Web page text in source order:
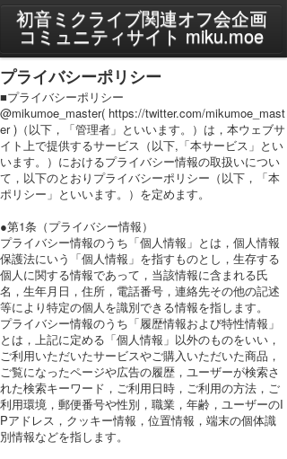
MENU
プライバシーポリシー
利用規約
PC表示に切り替え
初音ミクライブ関連オフ会企画
コミュニティサイト miku.moe
プライバシーポリシー
■プライバシーポリシー
@mikumoe_master( https://twitter.com/mikumoe_mast
er )（以下，「管理者」といいます。）は，本ウェブサ
イト上で提供するサービス（以下,「本サービス」とい
います。）におけるプライバシー情報の取扱いについ
て，以下のとおりプライバシーポリシー（以下，「本
ポリシー」といいます。）を定めます。
●第1条（プライバシー情報）
プライバシー情報のうち「個人情報」とは，個人情報
保護法にいう「個人情報」を指すものとし，生存する
個人に関する情報であって，当該情報に含まれる氏
名，生年月日，住所，電話番号，連絡先その他の記述
等により特定の個人を識別できる情報を指します。
プライバシー情報のうち「履歴情報および特性情報」
とは，上記に定める「個人情報」以外のものをいい，
ご利用いただいたサービスやご購入いただいた商品，
ご覧になったページや広告の履歴，ユーザーが検索さ
れた検索キーワード，ご利用日時，ご利用の方法，ご
利用環境，郵便番号や性別，職業，年齢，ユーザーのI
Pアドレス，クッキー情報，位置情報，端末の個体識
別情報などを指します。